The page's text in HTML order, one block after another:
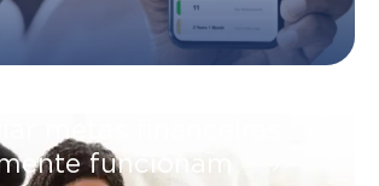
metas financeiras
funcionam